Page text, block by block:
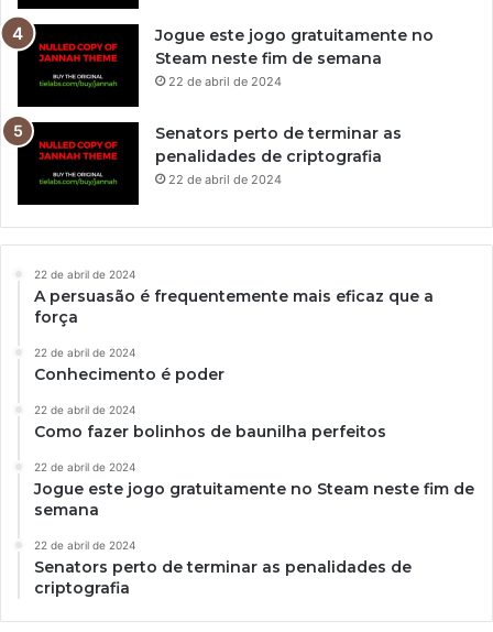
Jogue este jogo gratuitamente no
Steam neste fim de semana
22 de abril de 2024
Senators perto de terminar as
penalidades de criptografia
22 de abril de 2024
22 de abril de 2024
A persuasão é frequentemente mais eficaz que a
força
22 de abril de 2024
Conhecimento é poder
22 de abril de 2024
Como fazer bolinhos de baunilha perfeitos
22 de abril de 2024
Jogue este jogo gratuitamente no Steam neste fim de
semana
22 de abril de 2024
Senators perto de terminar as penalidades de
criptografia